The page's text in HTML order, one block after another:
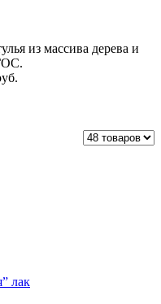
из массива дерева и
лак